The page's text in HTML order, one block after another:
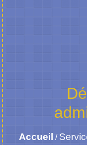
Accueil /